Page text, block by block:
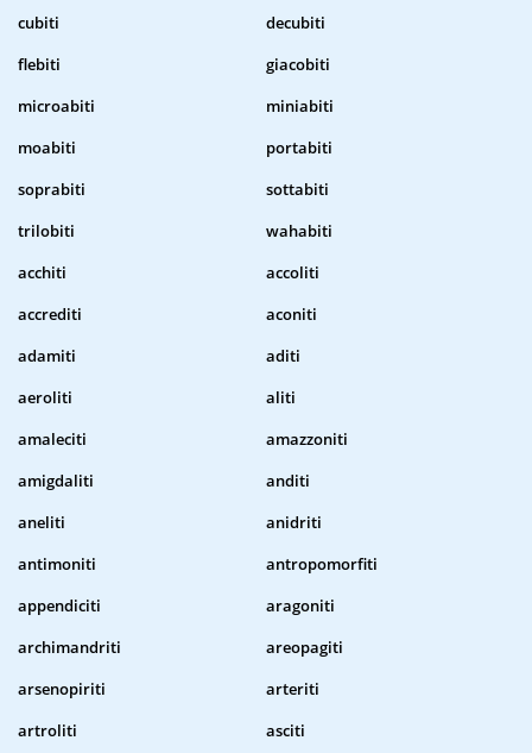
cubiti
decubiti
flebiti
giacobiti
microabiti
miniabiti
moabiti
portabiti
soprabiti
sottabiti
trilobiti
wahabiti
acchiti
accoliti
accrediti
aconiti
adamiti
aditi
aeroliti
aliti
amaleciti
amazzoniti
amigdaliti
anditi
aneliti
anidriti
antimoniti
antropomorfiti
appendiciti
aragoniti
archimandriti
areopagiti
arsenopiriti
arteriti
artroliti
asciti